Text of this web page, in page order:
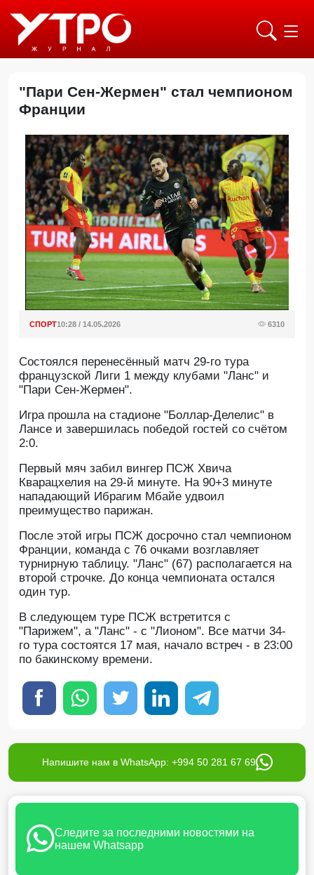
"Пари Сен-Жермен" стал чемпионом
Франции
СПОРТ10:28 / 14.05.2026 6310
Состоялся перенесённый матч 29-го тура
французской Лиги 1 между клубами "Ланс" и
"Пари Сен-Жермен".
Игра прошла на стадионе "Боллар-Делелис" в
Лансе и завершилась победой гостей со счётом
2:0.
Первый мяч забил вингер ПСЖ Хвича
Кварацхелия на 29-й минуте. На 90+3 минуте
нападающий Ибрагим Мбайе удвоил
преимущество парижан.
После этой игры ПСЖ досрочно стал чемпионом
Франции, команда с 76 очками возглавляет
турнирную таблицу. "Ланс" (67) располагается на
второй строчке. До конца чемпионата остался
один тур.
В следующем туре ПСЖ встретится с
"Парижем", а "Ланс" - с "Лионом". Все матчи 34-
го тура состоятся 17 мая, начало встреч - в 23:00
по бакинскому времени.
Напишите нам в WhatsApp: +994 50 281 67 69
Следите за последними новостями на
нашем Whatsapp